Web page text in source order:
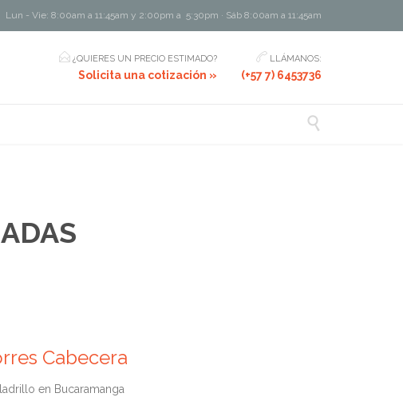
Lun - Vie: 8:00am a 11:45am y 2:00pm a 5:30pm · Sáb 8:00am a 11:45am
 ¿QUIERES UN PRECIO ESTIMADO?
Solicita una cotización »
 LLÁMANOS:
(+57 7) 6453736

Cabecera
en Bucaramanga